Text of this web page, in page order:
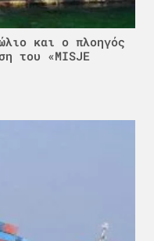
και ο πλοηγός
του «MISJE